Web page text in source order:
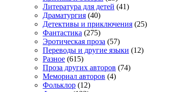
Литература для детей (41)
Драматургия (40)
Детективы и приключения (25)
Фантастика (275)
Эротическая проза (57)
Переводы и другие языки (12)
Разное (615)
Проза других авторов (74)
Мемориал авторов (4)
Фольклор (12)